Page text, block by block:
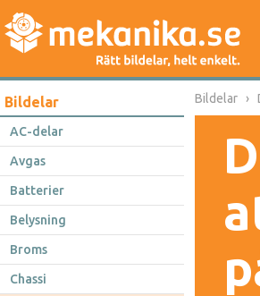
Bildelar
AC-delar
Avgas
Batterier
Belysning
Broms
Chassi
Bildelar